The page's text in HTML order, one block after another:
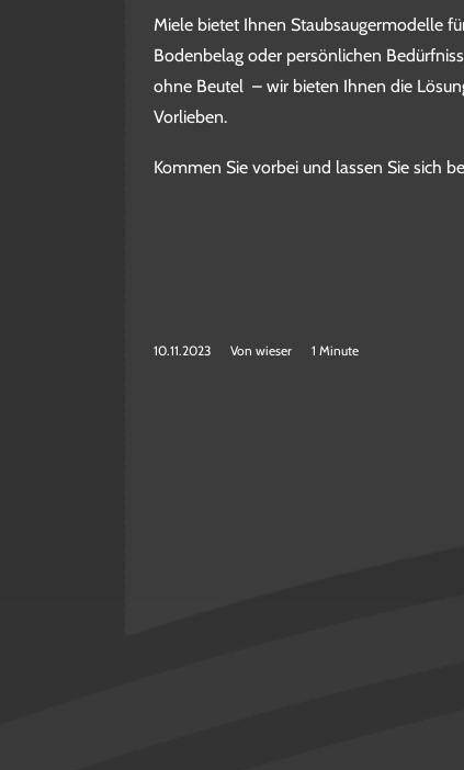
Miele bietet Ihnen Staubsaugermodelle
Bodenbelag oder persönlichen
ohne Beutel – wir bieten Ihnen die
Vorlieben.
Kommen Sie vorbei und lassen Sie sich
10.11.2023 Von wieser 1 Minute